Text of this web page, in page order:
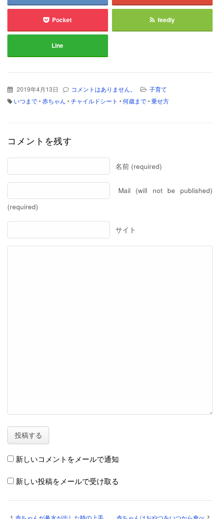
Pocket feedly
Line
2019年4月13日 コメントはありません。
子育て
いつまで•赤ちゃん •チャイルドシート •何歳まで•乗せ方
コメントを残す
名前 (required)
Mail (will not be published)
(required)
サイト
新しいコメントをメールで通知
新しい投稿をメールで受け取る
赤ちゃんが鼻水が出した時の上手 赤ちゃんはおやつをいつから食べ